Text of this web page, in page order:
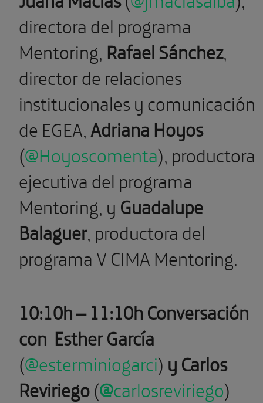
directora del programa
Mentoring, Rafael Sánchez,
director de relaciones
institucionales y comunicación
de EGEA,Adriana Hoyos
(@Hoyoscomenta), productora
ejecutiva del programa
Mentoring, y Guadalupe
Balaguer, productora del
programa V CIMA Mentoring.
10:10h – 11:10h Conversación
con Esther García
(@esterminiogarci) y Carlos
Reviriego(@carlosreviriego)